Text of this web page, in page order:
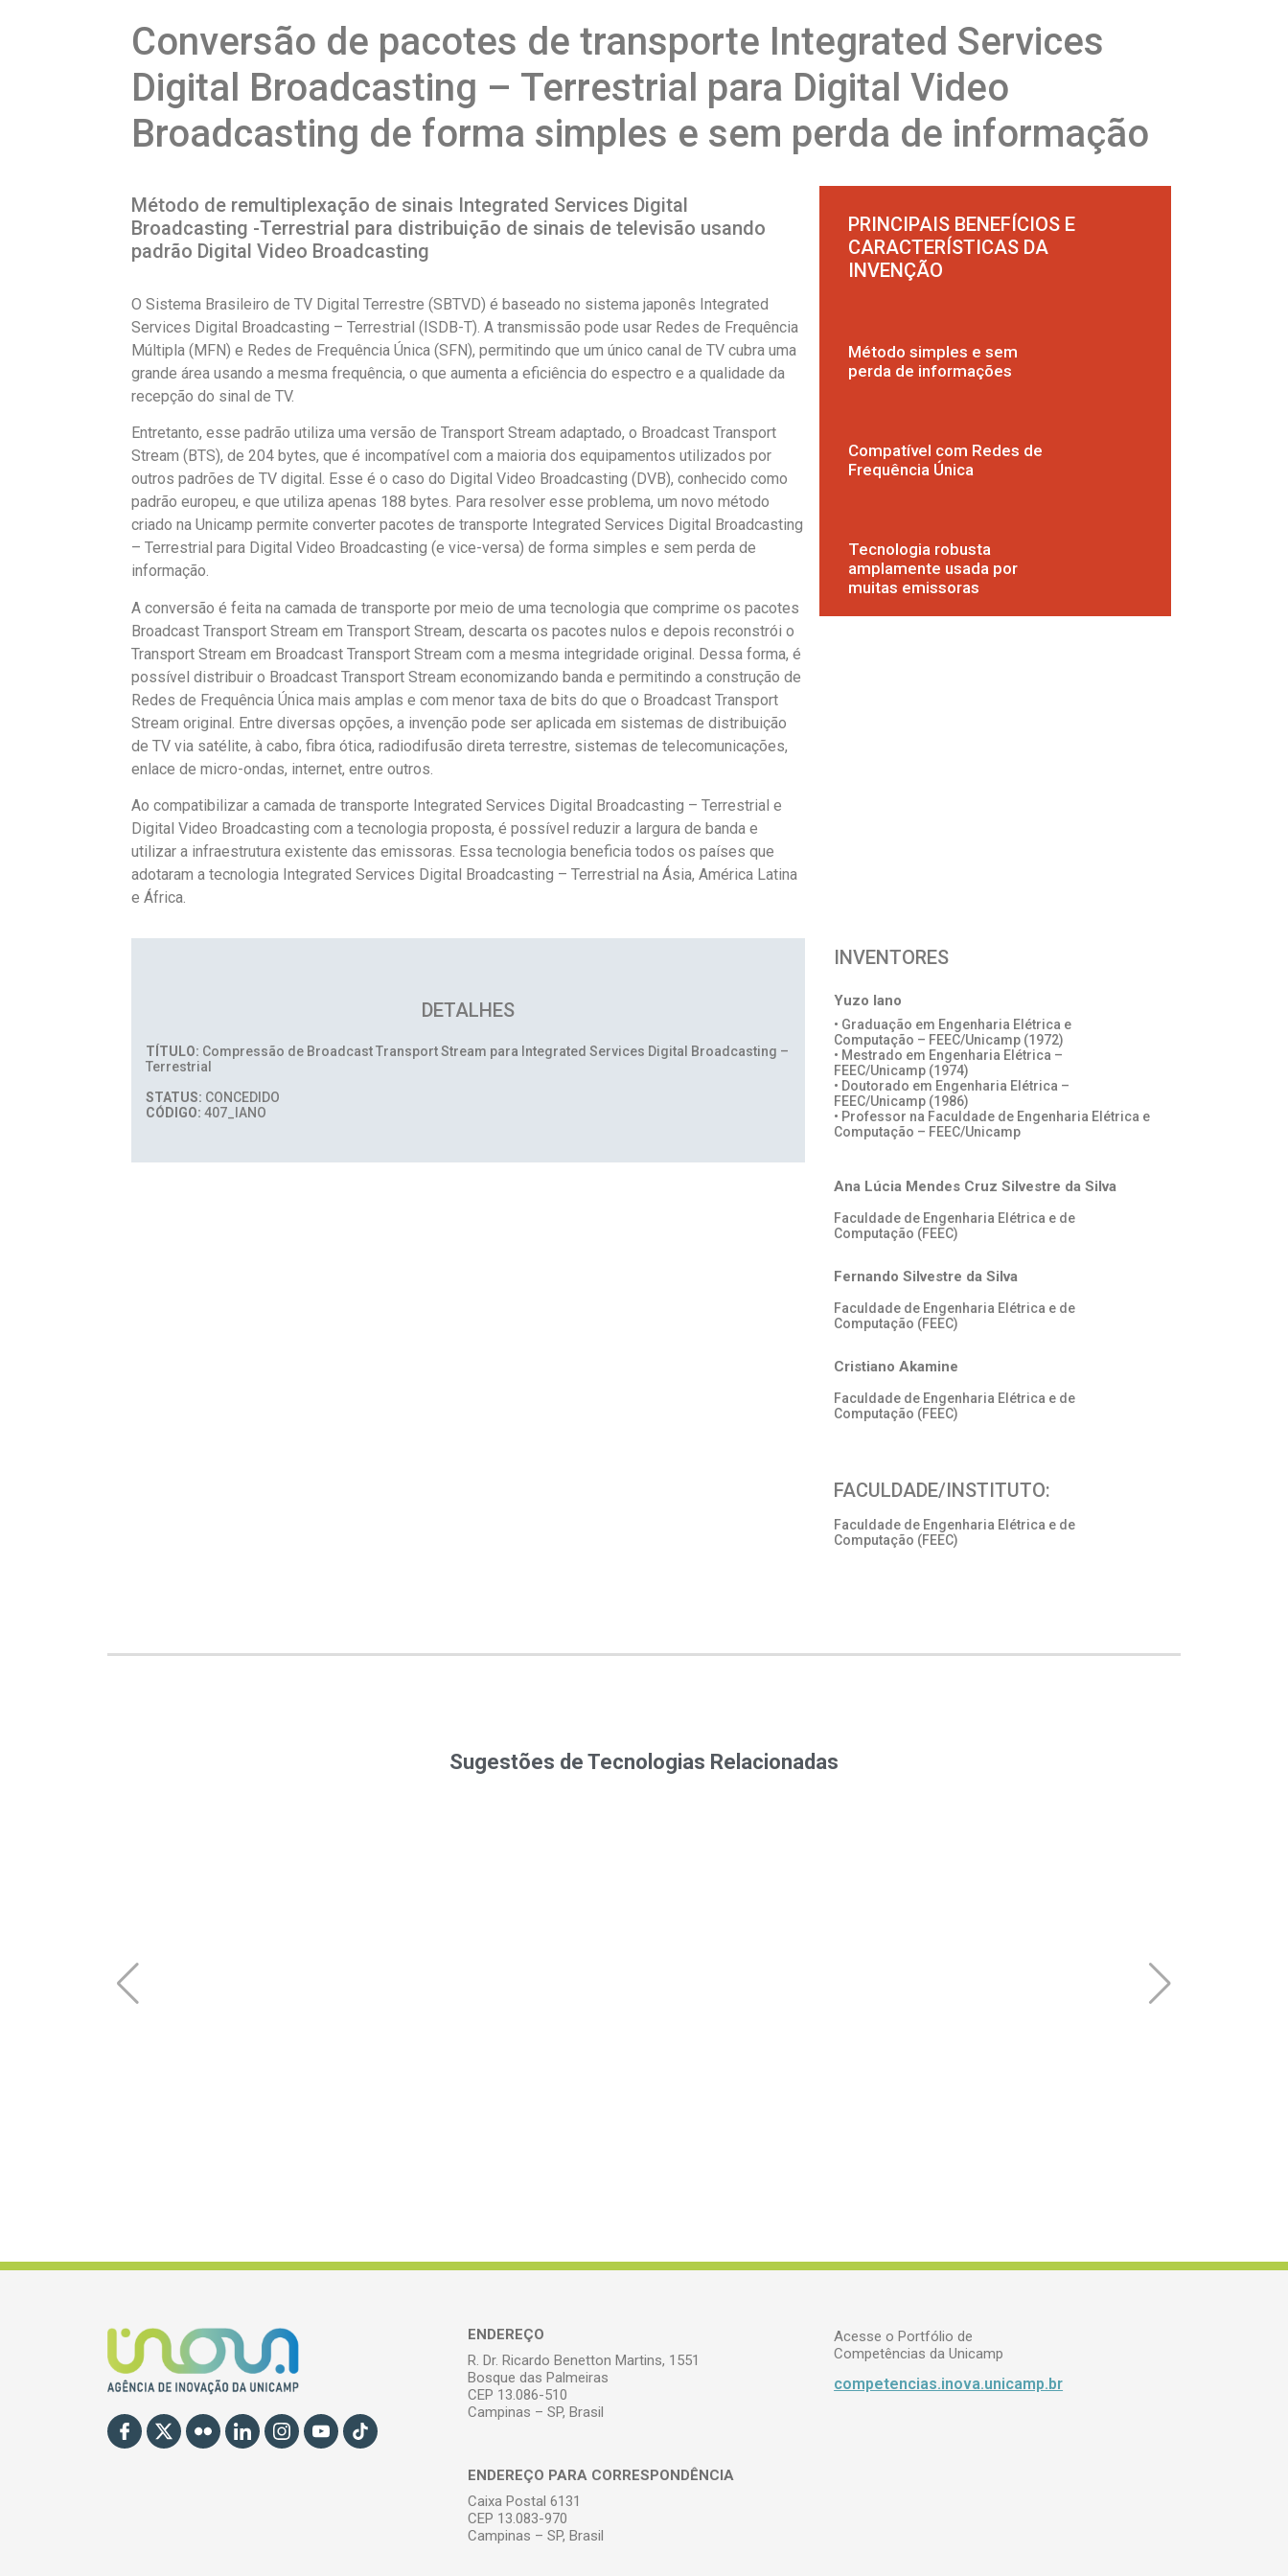
Conversão de pacotes de transporte Integrated Services
Digital Broadcasting – Terrestrial para Digital Video
Broadcasting de forma simples e sem perda de informação
Método de remultiplexação de sinais Integrated Services Digital
Broadcasting -Terrestrial para distribuição de sinais de televisão usando
padrão Digital Video Broadcasting
O Sistema Brasileiro de TV Digital Terrestre (SBTVD) é baseado no sistema japonês Integrated
Services Digital Broadcasting – Terrestrial (ISDB-T). A transmissão pode usar Redes de Frequência
Múltipla (MFN) e Redes de Frequência Única (SFN), permitindo que um único canal de TV cubra uma
grande área usando a mesma frequência, o que aumenta a eficiência do espectro e a qualidade da
recepção do sinal de TV.
Entretanto, esse padrão utiliza uma versão de Transport Stream adaptado, o Broadcast Transport
Stream (BTS), de 204 bytes, que é incompatível com a maioria dos equipamentos utilizados por
outros padrões de TV digital. Esse é o caso do Digital Video Broadcasting (DVB), conhecido como
padrão europeu, e que utiliza apenas 188 bytes. Para resolver esse problema, um novo método
criado na Unicamp permite converter pacotes de transporte Integrated Services Digital Broadcasting
– Terrestrial para Digital Video Broadcasting (e vice-versa) de forma simples e sem perda de
informação.
A conversão é feita na camada de transporte por meio de uma tecnologia que comprime os pacotes
Broadcast Transport Stream em Transport Stream, descarta os pacotes nulos e depois reconstrói o
Transport Stream em Broadcast Transport Stream com a mesma integridade original. Dessa forma, é
possível distribuir o Broadcast Transport Stream economizando banda e permitindo a construção de
Redes de Frequência Única mais amplas e com menor taxa de bits do que o Broadcast Transport
Stream original. Entre diversas opções, a invenção pode ser aplicada em sistemas de distribuição
de TV via satélite, à cabo, fibra ótica, radiodifusão direta terrestre, sistemas de telecomunicações,
enlace de micro-ondas, internet, entre outros.
Ao compatibilizar a camada de transporte Integrated Services Digital Broadcasting – Terrestrial e
Digital Video Broadcasting com a tecnologia proposta, é possível reduzir a largura de banda e
utilizar a infraestrutura existente das emissoras. Essa tecnologia beneficia todos os países que
adotaram a tecnologia Integrated Services Digital Broadcasting – Terrestrial na Ásia, América Latina
e África.
PRINCIPAIS BENEFÍCIOS E
CARACTERÍSTICAS DA
INVENÇÃO
Método simples e sem
perda de informações
Compatível com Redes de
Frequência Única
Tecnologia robusta
amplamente usada por
muitas emissoras
DETALHES
TÍTULO: Compressão de Broadcast Transport Stream para Integrated Services Digital Broadcasting –
Terrestrial
STATUS: CONCEDIDO
CÓDIGO: 407_IANO
INVENTORES
Yuzo Iano
• Graduação em Engenharia Elétrica e
Computação – FEEC/Unicamp (1972)
• Mestrado em Engenharia Elétrica –
FEEC/Unicamp (1974)
• Doutorado em Engenharia Elétrica –
FEEC/Unicamp (1986)
• Professor na Faculdade de Engenharia Elétrica e
Computação – FEEC/Unicamp
Ana Lúcia Mendes Cruz Silvestre da Silva
Faculdade de Engenharia Elétrica e de
Computação (FEEC)
Fernando Silvestre da Silva
Faculdade de Engenharia Elétrica e de
Computação (FEEC)
Cristiano Akamine
Faculdade de Engenharia Elétrica e de
Computação (FEEC)
FACULDADE/INSTITUTO:
Faculdade de Engenharia Elétrica e de
Computação (FEEC)
Sugestões de Tecnologias Relacionadas
ENDEREÇO
R. Dr. Ricardo Benetton Martins, 1551
Bosque das Palmeiras
CEP 13.086-510
Campinas – SP, Brasil
ENDEREÇO PARA CORRESPONDÊNCIA
Caixa Postal 6131
CEP 13.083-970
Campinas – SP, Brasil
Acesse o Portfólio de
Competências da Unicamp
competencias.inova.unicamp.br